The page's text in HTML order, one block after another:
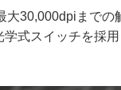
30,000dpiまで
式スイッチを採